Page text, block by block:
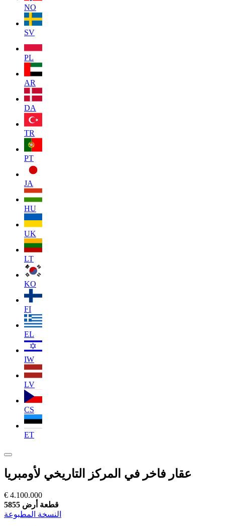
NO
SV
PL
AR
DA
TR
PT
JA
HU
UK
LT
KO
FI
EL
IW
LV
CS
ET
عقار فاخر في المركز التاريخي لأومبريا
€ 4.100.000
قطعة أرض 5855
النسخة المطبوعة